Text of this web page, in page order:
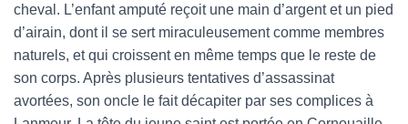
cheval. L’enfant amputé reçoit une main d’argent et un pied
d’airain, dont il se sert miraculeusement comme membres
naturels, et qui croissent en même temps que le reste de
son corps. Après plusieurs tentatives d’assassinat
avortées, son oncle le fait décapiter par ses complices à